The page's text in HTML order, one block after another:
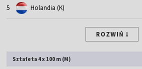
5 Holandia (K)
ROZWIŃ
Sztafeta 4 x 100 m (M)